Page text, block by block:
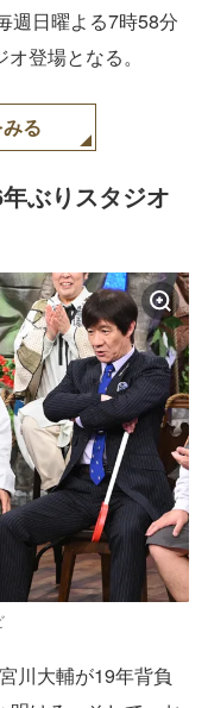
週日曜よる7時58分
登場となる。
る
ぶりスタジオ
川大輔が19年背負